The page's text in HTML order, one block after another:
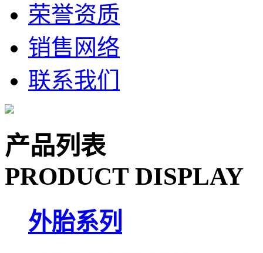
荣誉资质
销售网络
联系我们
产品列表
PRODUCT DISPLAY
外胎系列